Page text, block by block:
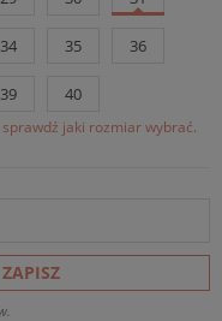
34 35 36
39 40
jaki rozmiar wybrać.
ZAPISZ